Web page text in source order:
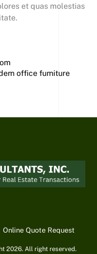
et quas molestias
office furniture
Online Quote Request
2026. All right reserved.